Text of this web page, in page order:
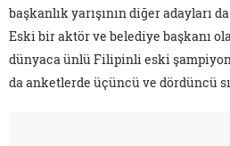
başkanlık yarışının diğer adayları
Eski bir aktör ve belediye başkanı
dünyaca ünlü Filipinli eski
da anketlerde üçüncü ve dördüncü